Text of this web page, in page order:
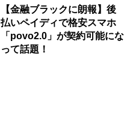
【金融ブラックに朗報】後
払いペイディで格安スマホ
「povo2.0」が契約可能にな
って話題！